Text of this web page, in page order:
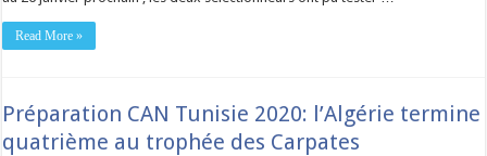
Read More »
Préparation CAN Tunisie 2020: l’Algérie termine
quatrième au trophée des Carpates